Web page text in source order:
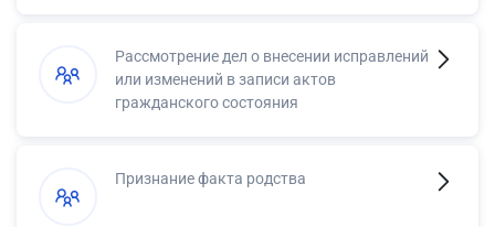
Рассмотрение дел о внесении исправлений
или изменений в записи актов
гражданского состояния
Признание факта родства